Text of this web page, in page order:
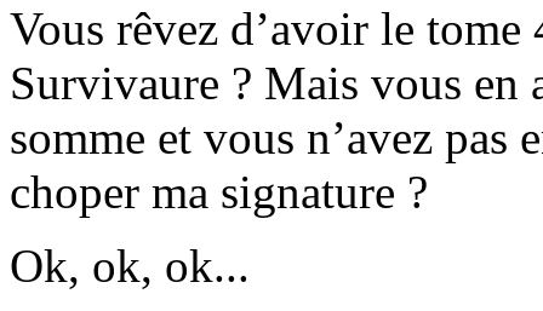
Vous rêvez d’avoir le
Survivaure ? Mais vous en
somme et vous n’avez
choper ma signature ?
Ok, ok, ok...